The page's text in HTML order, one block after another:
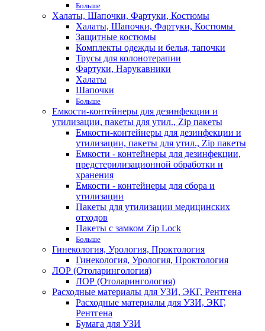
Больше
Халаты, Шапочки, Фартуки, Костюмы
Халаты, Шапочки, Фартуки, Костюмы
Защитные костюмы
Комплекты одежды и белья, тапочки
Трусы для колонотерапии
Фартуки, Нарукавники
Халаты
Шапочки
Больше
Емкости-контейнеры для дезинфекции и
утилизации, пакеты для утил., Zip пакеты
Емкости-контейнеры для дезинфекции и
утилизации, пакеты для утил., Zip пакеты
Емкости - контейнеры для дезинфекции,
предстерилизационной обработки и
хранения
Емкости - контейнеры для сбора и
утилизации
Пакеты для утилизации медицинских
отходов
Пакеты с замком Zip Lock
Больше
Гинекология, Урология, Проктология
Гинекология, Урология, Проктология
ЛОР (Отоларингология)
ЛОР (Отоларингология)
Расходные материалы для УЗИ, ЭКГ, Рентгена
Расходные материалы для УЗИ, ЭКГ,
Рентгена
Бумага для УЗИ